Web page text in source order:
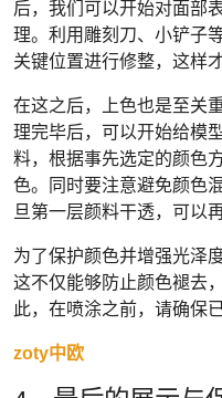
后，我们可以开始对面部
理。利用雕刻刀、小铲子
关键位置进行修整，这样
在这之后，上色也是至关
理完毕后，可以开始给模
料，根据事先选定的颜色
色。同时要注意避免颜色
旦第一层颜料干透，可以
为了保护颜色并增强光泽
这不仅能够防止颜色褪去
此，在喷涂之前，请确保
zoty中欧